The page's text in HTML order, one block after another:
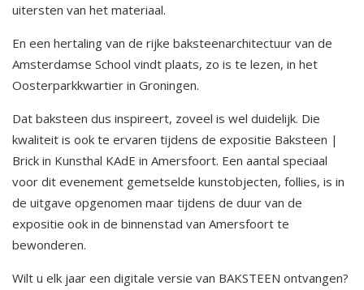
uitersten van het materiaal.
En een hertaling van de rijke baksteenarchitectuur van de
Amsterdamse School vindt plaats, zo is te lezen, in het
Oosterparkkwartier in Groningen.
Dat baksteen dus inspireert, zoveel is wel duidelijk. Die
kwaliteit is ook te ervaren tijdens de expositie Baksteen |
Brick in Kunsthal KAdE in Amersfoort. Een aantal speciaal
voor dit evenement gemetselde kunstobjecten, follies, is in
de uitgave opgenomen maar tijdens de duur van de
expositie ook in de binnenstad van Amersfoort te
bewonderen.
Wilt u elk jaar een digitale versie van BAKSTEEN ontvangen?